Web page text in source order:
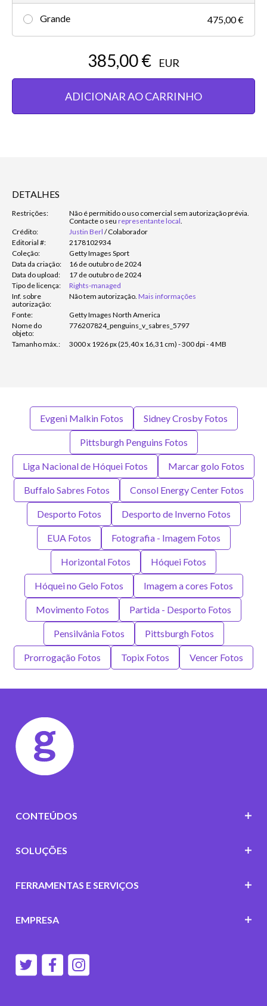
Grande 475,00 €
385,00 € EUR
ADICIONAR AO CARRINHO
DETALHES
Restrições:
Não é permitido o uso comercial sem autorização prévia.
Contacte o seu representante local
Crédito:
Justin Berl /Colaborador
Editorial #:
2178102934
Coleção:
Getty Images Sport
Data da criação:
16 de outubro de 2024
Data do upload:
17 de outubro de 2024
Tipo de licença:
Rights-managed
Inf. sobre
autorização:
Não tem autorização. Mais informações
Fonte:
Getty Images North America
Nome do
objeto:
776207824_penguins_v_sabres_5797
Tamanho máx.: 3000 x 1926 px (25,40 x 16,31 cm) - 300 dpi - 4 MB
Evgeni Malkin Fotos Sidney Crosby Fotos
Pittsburgh Penguins Fotos
Liga Nacional de Hóquei Fotos Marcar golo Fotos
Buffalo Sabres Fotos Consol Energy Center Fotos
Desporto Fotos Desporto de Inverno Fotos
EUA Fotos Fotografia - Imagem Fotos
Horizontal Fotos Hóquei Fotos
Hóquei no Gelo Fotos Imagem a cores Fotos
Movimento Fotos Partida - Desporto Fotos
Pensilvânia Fotos Pittsburgh Fotos
Prorrogação Fotos Topix Fotos Vencer Fotos
CONTEÚDOS
SOLUÇÕES
FERRAMENTAS E SERVIÇOS
EMPRESA